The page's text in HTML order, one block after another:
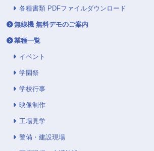
各種書類 PDFファイルダウンロード
無線機 無料デモのご案内
業種一覧
イベント
学園祭
学校行事
映像制作
工場見学
警備・建設現場